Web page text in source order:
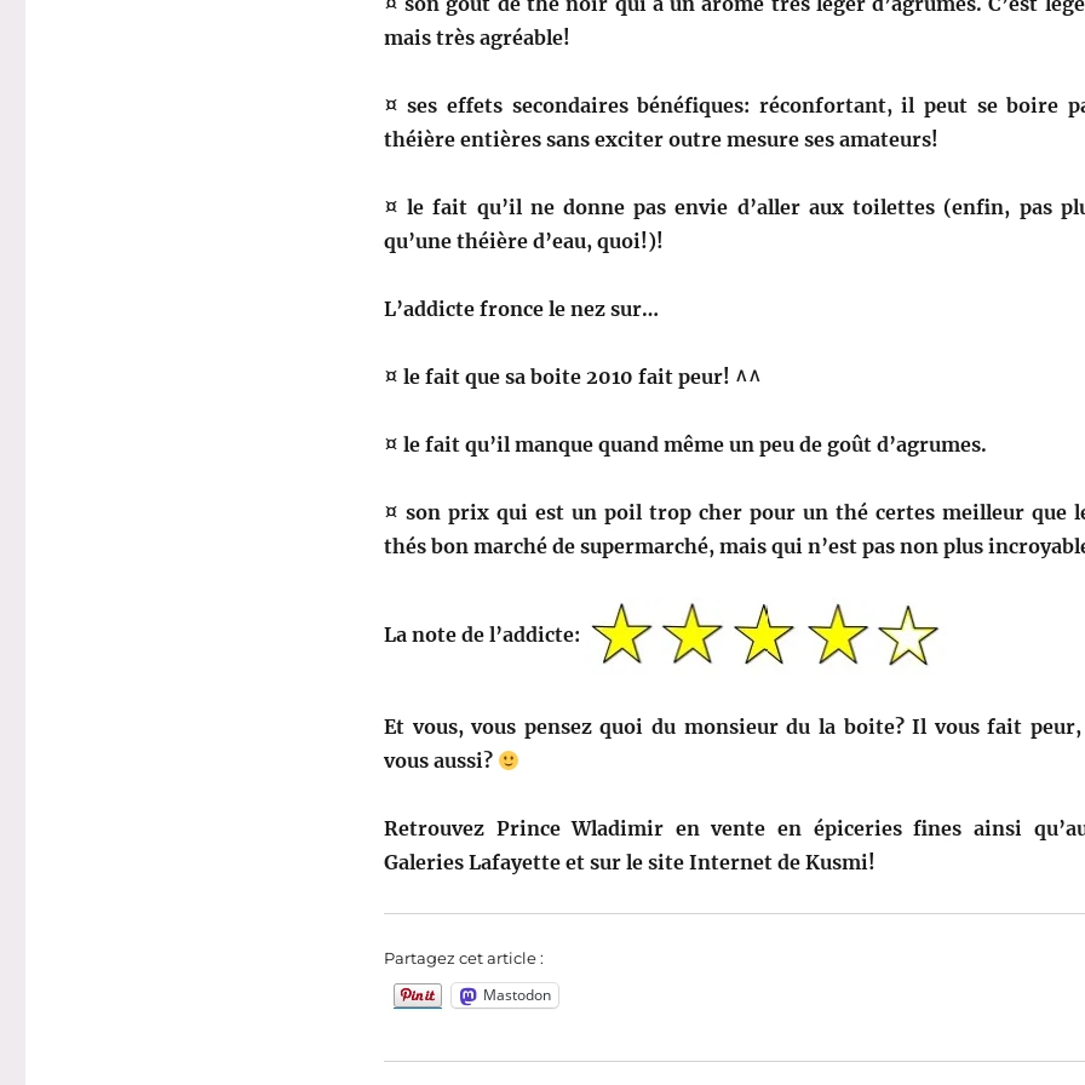
mais très agréable!
¤ ses effets secondaires bénéfiques: réconfortant, il peut se boire
théière entières sans exciter outre mesure ses amateurs!
¤ le fait qu’il ne donne pas envie d’aller aux toilettes (enfin, pas
qu’une théière d’eau, quoi!)!
L’addicte fronce le nez sur…
¤ le fait que sa boite 2010 fait peur! ^^
¤ le fait qu’il manque quand même un peu de goût d’agrumes.
¤ son prix qui est un poil trop cher pour un thé certes meilleur que
thés bon marché de supermarché, mais qui n’est pas non plus
La note de l’addicte:
Et vous, vous pensez quoi du monsieur du la boite? Il vous fait peur,
vous aussi?
Retrouvez Prince Wladimir en vente en épiceries fines ainsi
Galeries Lafayette et sur le site Internet de Kusmi!
Partagez cet article :
Mastodon